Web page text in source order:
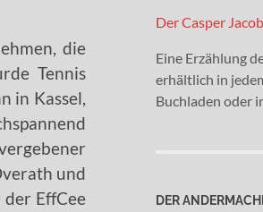
die
Tennis
in Kassel,
und
EffCee
Der Casper Jacob
Eine Erzählung
erhältlich in
Buchladen oder
DER